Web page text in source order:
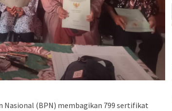
Nasional (BPN) membagikan 799 sertifikat